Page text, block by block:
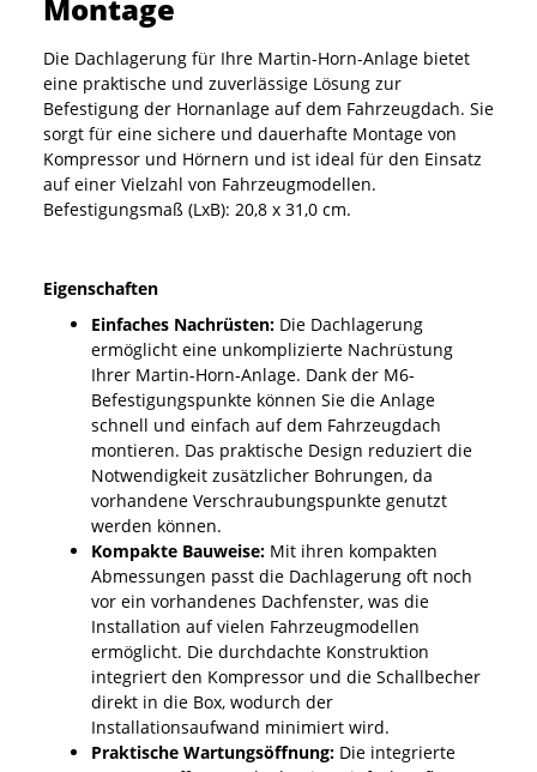
Montage
Die Dachlagerung für Ihre Martin-Horn-Anlage bietet
eine praktische und zuverlässige Lösung zur
Befestigung der Hornanlage auf dem Fahrzeugdach. Sie
sorgt für eine sichere und dauerhafte Montage von
Kompressor und Hörnern und ist ideal für den Einsatz
auf einer Vielzahl von Fahrzeugmodellen.
Befestigungsmaß (LxB): 20,8 x 31,0 cm.
Eigenschaften
Einfaches Nachrüsten: Die Dachlagerung
ermöglicht eine unkomplizierte Nachrüstung
Ihrer Martin-Horn-Anlage. Dank der M6-
Befestigungspunkte können Sie die Anlage
schnell und einfach auf dem Fahrzeugdach
montieren. Das praktische Design reduziert die
Notwendigkeit zusätzlicher Bohrungen, da
vorhandene Verschraubungspunkte genutzt
werden können.
Kompakte Bauweise: Mit ihren kompakten
Abmessungen passt die Dachlagerung oft noch
vor ein vorhandenes Dachfenster, was die
Installation auf vielen Fahrzeugmodellen
ermöglicht. Die durchdachte Konstruktion
integriert den Kompressor und die Schallbecher
direkt in die Box, wodurch der
Installationsaufwand minimiert wird.
Praktische Wartungsöffnung: Die integrierte